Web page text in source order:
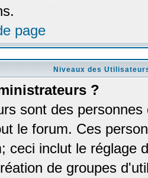
page
Niveaux des
?
sont des
le forum. Ces
ceci inclut le réglage
de groupes